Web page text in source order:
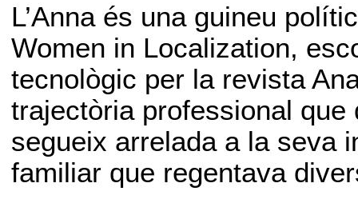
L’Anna és una guineu
Women in Localization,
tecnològic per la revista
trajectòria professional
segueix arrelada a la seva
familiar que regentava